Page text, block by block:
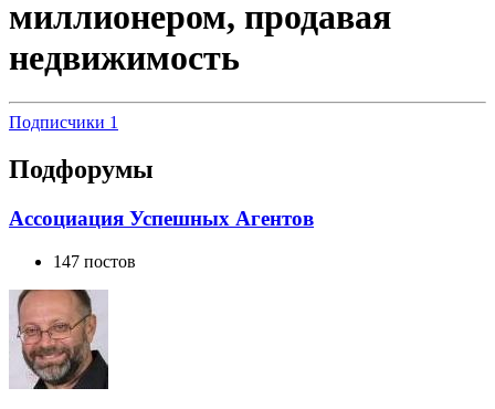
миллионером, продавая
недвижимость
Подписчики 1
Подфорумы
Ассоциация Успешных Агентов
147 постов